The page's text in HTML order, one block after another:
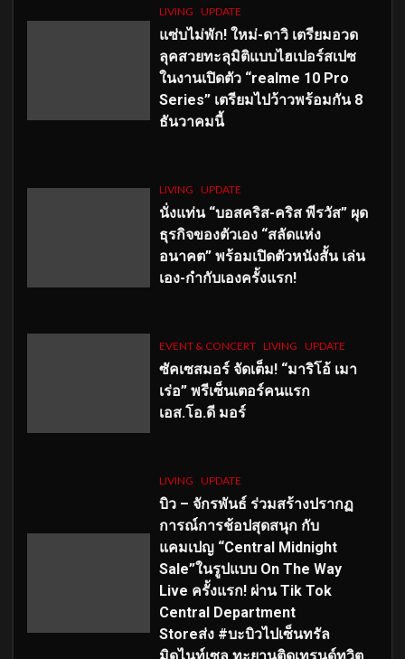
LIVING UPDATE
แซ่บไม่พัก! ใหม่-ดาวิ เตรียมอวด
ลุคสวยทะลุมิติแบบไฮเปอร์สเปซ
ในงานเปิดตัว “realme 10 Pro
Series” เตรียมไปว้าวพร้อมกัน 8
ธันวาคมนี้
LIVING UPDATE
นั่งแท่น “บอสคริส-คริส พีรวัส” ผุด
ธุรกิจของตัวเอง “สลัดแห่ง
อนาคต” พร้อมเปิดตัวหนังสั้น เล่น
เอง-กำกับเองครั้งแรก!
EVENT & CONCERT LIVING UPDATE
ซัคเซสมอร์ จัดเต็ม! “มาริโอ้ เมา
เร่อ” พรีเซ็นเตอร์คนแรก
เอส.โอ.ดี มอร์
LIVING UPDATE
บิว – จักรพันธ์ ร่วมสร้างปรากฏ
การณ์การช้อปสุดสนุก กับ
แคมเปญ “Central Midnight
Sale”ในรูปแบบ On The Way
Live ครั้งแรก! ผ่าน Tik Tok
Central Department
Storeส่ง #บะบิวไปเซ็นทรัล
มิดไนท์เซล ทะยานติดเทรนด์ทวิต